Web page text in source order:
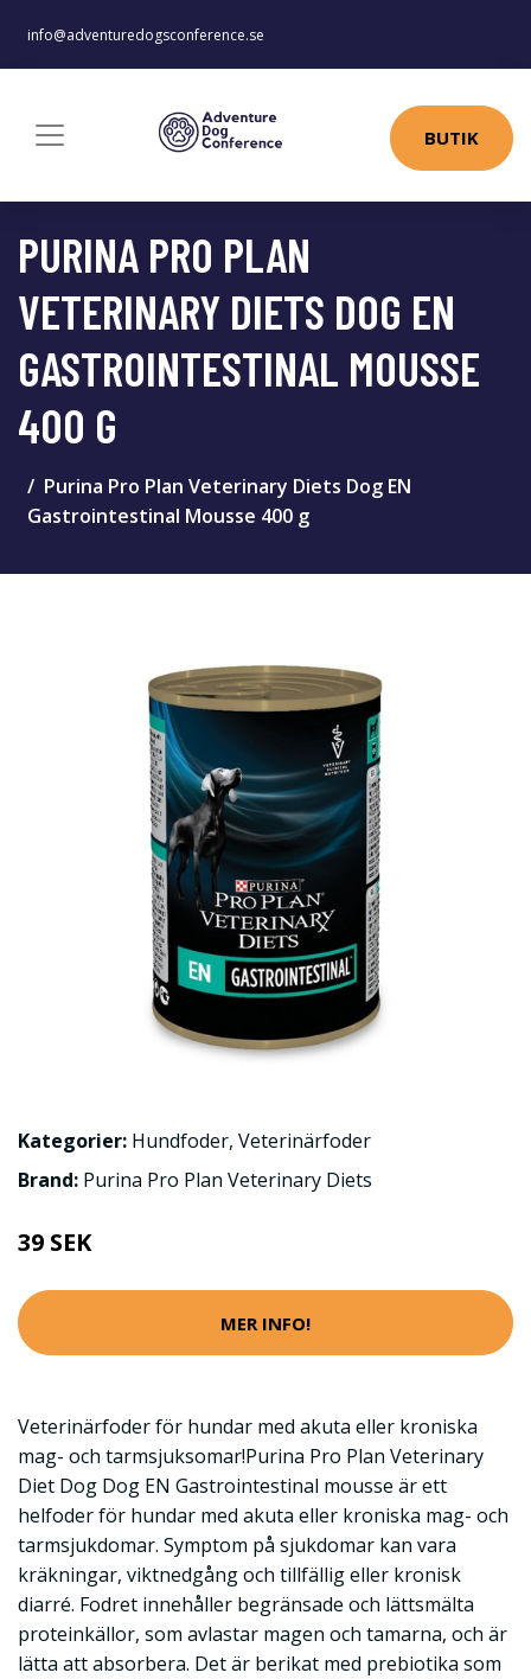
info@adventuredogsconference.se
BUTIK
PURINA PRO PLAN
VETERINARY DIETS DOG EN
GASTROINTESTINAL MOUSSE
400 G
Purina Pro Plan Veterinary Diets Dog EN
Gastrointestinal Mousse 400 g
Kategorier: Hundfoder, Veterinärfoder
Brand: Purina Pro Plan Veterinary Diets
39 SEK
MER INFO!
Veterinärfoder för hundar med akuta eller kroniska
mag- och tarmsjuksomar!Purina Pro Plan Veterinary
Diet Dog Dog EN Gastrointestinal mousse är ett
helfoder för hundar med akuta eller kroniska mag- och
tarmsjukdomar. Symptom på sjukdomar kan vara
kräkningar, viktnedgång och tillfällig eller kronisk
diarré. Fodret innehåller begränsade och lättsmälta
proteinkällor, som avlastar magen och tamarna, och är
lätta att absorbera. Det är berikat med prebiotika som